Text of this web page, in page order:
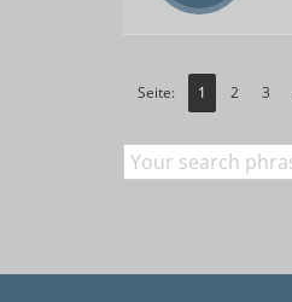
Seite: 1 2 3